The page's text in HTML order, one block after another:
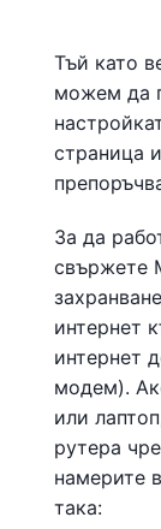
Тъй като
можем да
страница
За да
свържете
интернет
интернет
модем).
или
рутера
намерите
така: